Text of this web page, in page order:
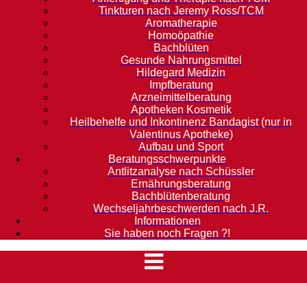
Tinkturen nach Jeremy Ross/TCM
Aromatherapie
Homoöpathie
Bachblüten
Gesunde Nahrungsmittel
Hildegard Medizin
Impfberatung
Arzneimittelberatung
Apotheken Kosmetik
Heilbehelfe und Inkontinenz Bandagist (nur in
Valentinus Apotheke)
Aufbau und Sport
Beratungsschwerpunkte
Antlitzanalyse nach Schüssler
Ernährungsberatung
Bachblütenberatung
Wechseljahrbeschwerden nach J.R.
Informationen
Sie haben noch Fragen ?!